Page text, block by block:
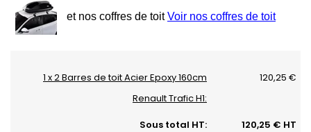
et nos coffres de toitVoir nos coffres de toit
1 x 2 Barres de toit Acier Epoxy 160cm
Renault Trafic H1:
120,25 €
Sous total HT:
120,25 € HT